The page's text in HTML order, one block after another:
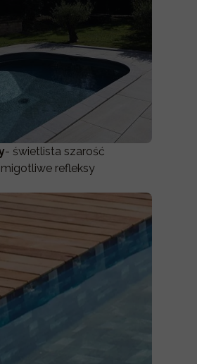
- świetlista szarość
refleksy